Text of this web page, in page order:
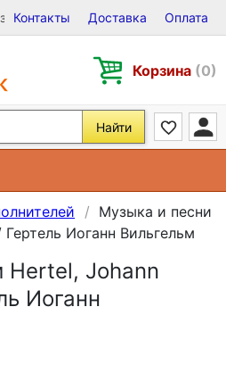
на Виниле, CD и DVD
Контакты Доставка Оплата
Корзина (0)
Найти
Музыка и песни
Иоганн Вильгельм
Hertel, Johann
Иоганн